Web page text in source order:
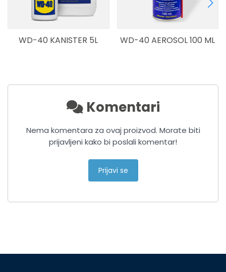
WD-40 KANISTER 5L WD-40 AEROSOL 100 ML
Komentari
Nema komentara za ovaj proizvod. Morate biti
prijavljeni kako bi poslali komentar!
Prijavi se